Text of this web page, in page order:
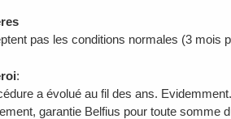
pas les conditions normales (3 mois
:
a évolué au fil des ans. Evidemment.
garantie Belfius pour toute somme